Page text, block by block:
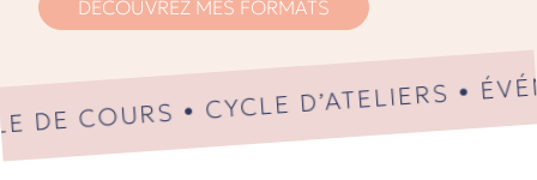
DÉCOUVREZ MES FORMATS
• CYCLE D’ATELIERS •